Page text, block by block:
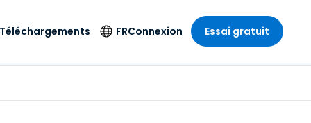
Téléchargements FRConnexion Essai gratuit